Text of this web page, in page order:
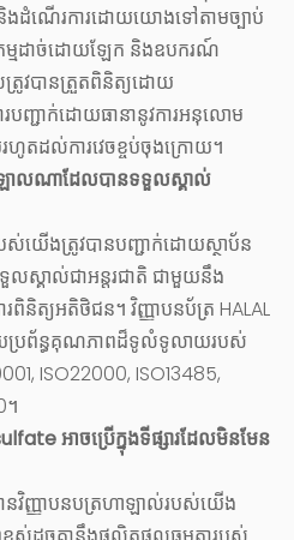
ងដំណើរការដោយយោងទៅតាមច្បាប់
ម្មដាច់ដោយឡែក និងឧបករណ៍
វបានត្រួតពិនិត្យដោយ
បញ្ជាក់ដោយធានានូវការអនុលោម
ហូតដល់ការវេចខ្ចប់ចុងក្រោយ។
ឡាល​ណា​ដែល​បាន​ទទួល​ស្គាល់​
យើងត្រូវបានបញ្ជាក់ដោយស្ថាប័ន
ស្គាល់ជាអន្តរជាតិ ជាមួយនឹង
និត្យអតិថិជន។ វិញ្ញាបនប័ត្រ HALAL
ប្រព័ន្ធគុណភាពដ៏ទូលំទូលាយរបស់
ISO22000, ISO13485,
។
អាចប្រើក្នុងទីផ្សារដែលមិនមែន
វិញ្ញាបនបត្រហាឡាល់របស់យើង